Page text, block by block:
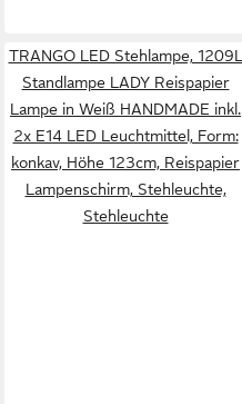
TRANGO LED Stehlampe, 1209L
Standlampe LADY Reispapier
Lampe in Weiß HANDMADE inkl.
2x E14 LED Leuchtmittel, Form:
konkav, Höhe 123cm, Reispapier
Lampenschirm, Stehleuchte,
Stehleuchte